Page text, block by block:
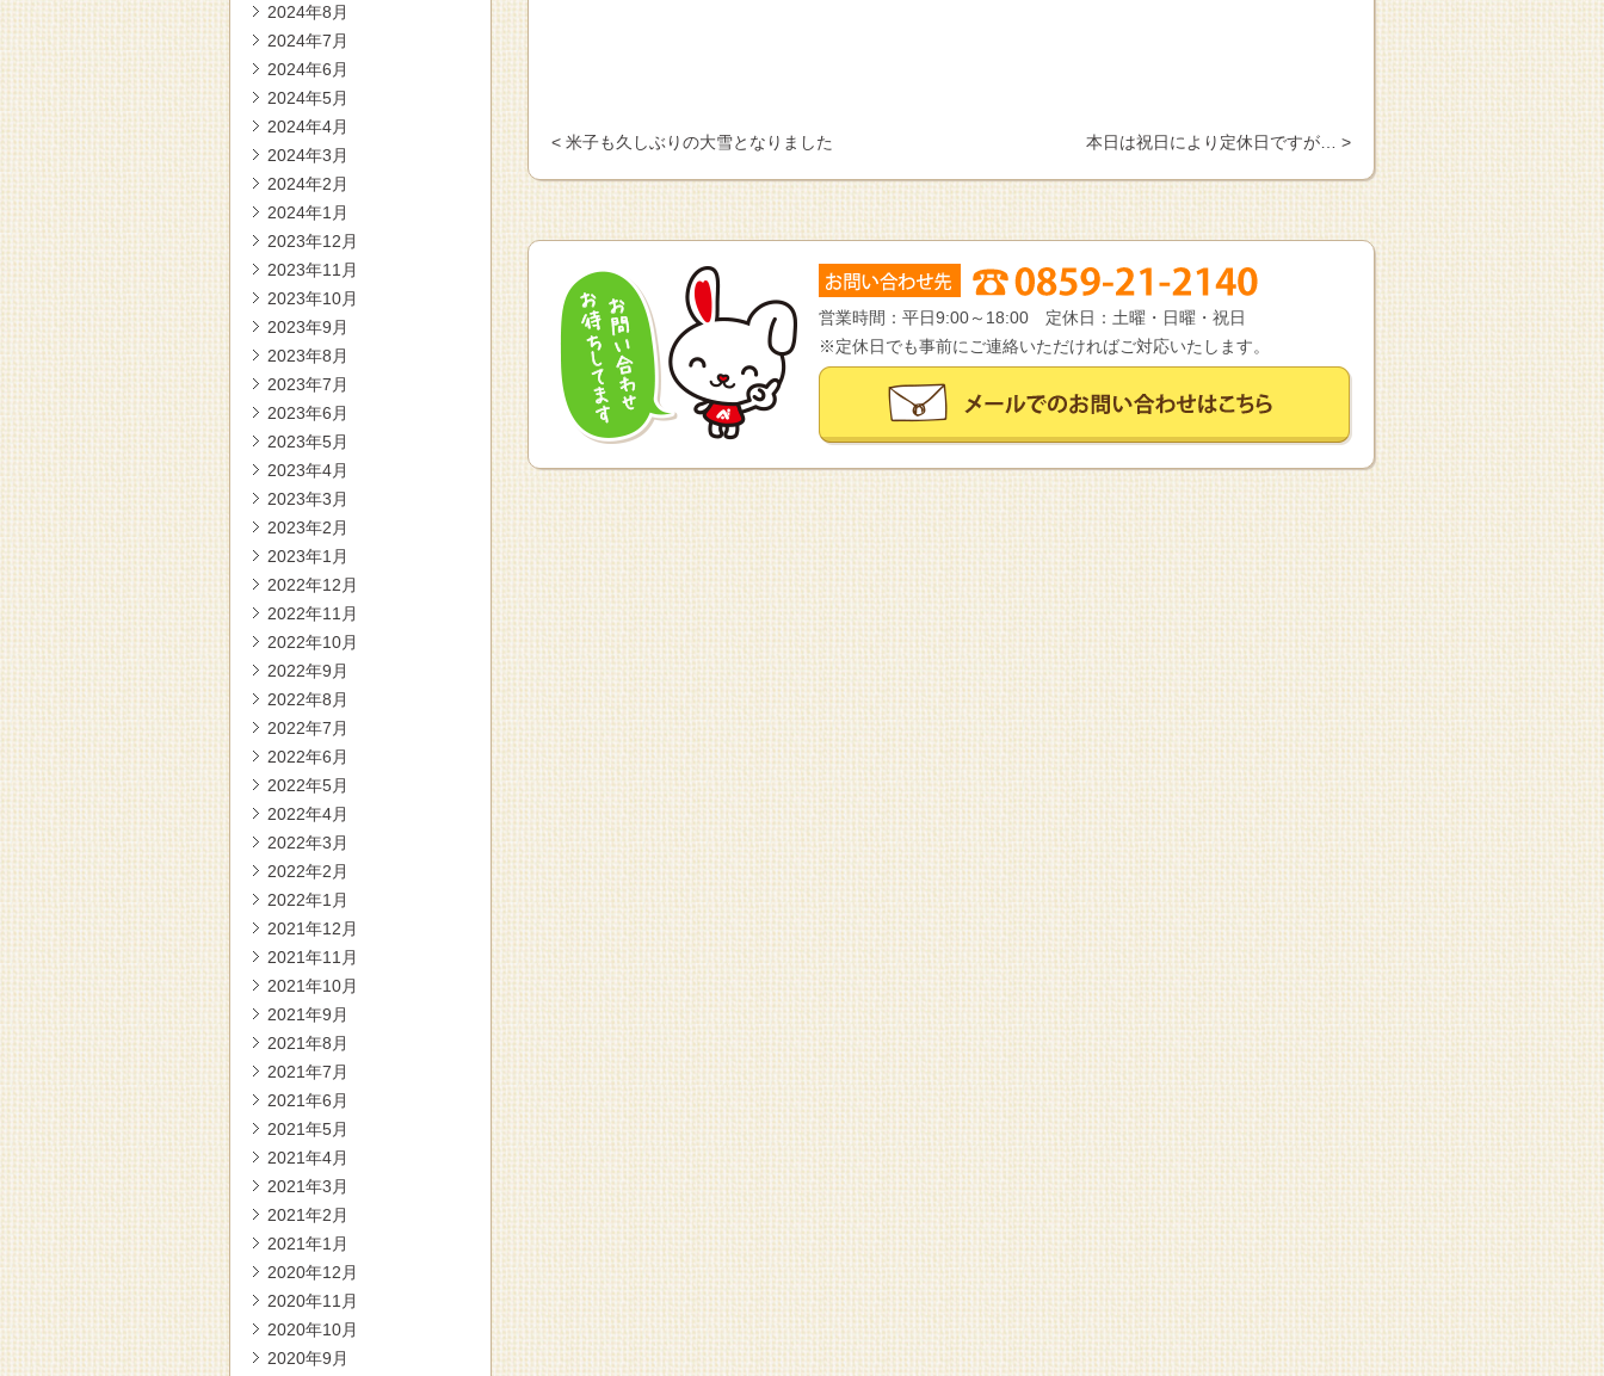
< 米子も久しぶりの大雪となりました 本日は祝日により定休日ですが… >
営業時間：平日9:00～18:00 定休日：土曜・日曜・祝日
※定休日でも事前にご連絡いただければご対応いたします。
2024年8月
2024年7月
2024年6月
2024年5月
2024年4月
2024年3月
2024年2月
2024年1月
2023年12月
2023年11月
2023年10月
2023年9月
2023年8月
2023年7月
2023年6月
2023年5月
2023年4月
2023年3月
2023年2月
2023年1月
2022年12月
2022年11月
2022年10月
2022年9月
2022年8月
2022年7月
2022年6月
2022年5月
2022年4月
2022年3月
2022年2月
2022年1月
2021年12月
2021年11月
2021年10月
2021年9月
2021年8月
2021年7月
2021年6月
2021年5月
2021年4月
2021年3月
2021年2月
2021年1月
2020年12月
2020年11月
2020年10月
2020年9月